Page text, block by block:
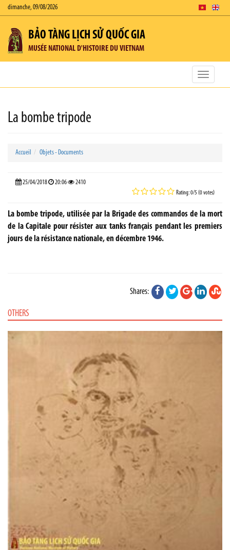
dimanche, 09/08/2026
BẢO TÀNG LỊCH SỬ QUỐC GIA
MUSÉE NATIONAL D'HISTOIRE DU VIETNAM
Toggle
La bombe tripode
Accueil Objets - Documents
25/04/2018 20:06 2410
Rating: 0/5 (0 votes)
La bombe tripode, utilisée par la Brigade des commandos de la mort
de la Capitale pour résister aux tanks français pendant les premiers
jours de la résistance nationale, en décembre 1946.
Shares:
OTHERS